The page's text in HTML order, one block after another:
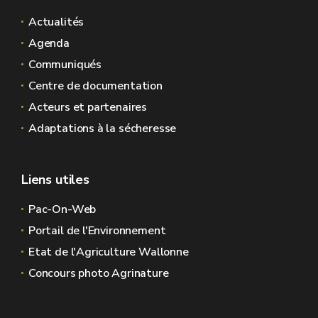
Actualités
Agenda
Communiqués
Centre de documentation
Acteurs et partenaires
Adaptations à la sécheresse
Liens utiles
Pac-On-Web
Portail de l'Environnement
Etat de l'Agriculture Wallonne
Concours photo Agrinature